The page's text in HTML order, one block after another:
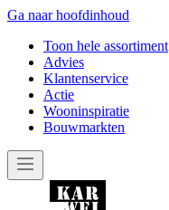
Ga naar hoofdinhoud
Toon hele assortiment
Advies
Klantenservice
Actie
Wooninspiratie
Bouwmarkten